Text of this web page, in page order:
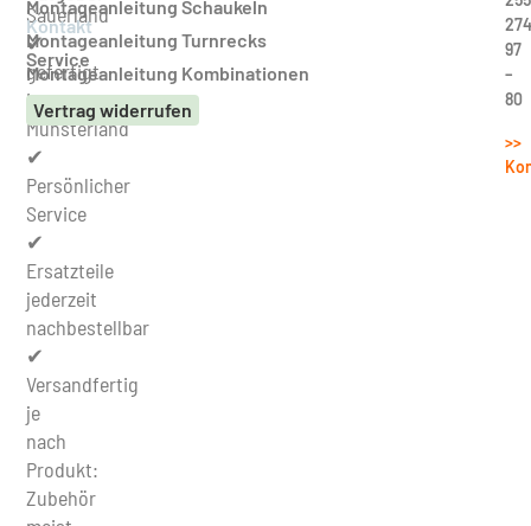
Sauerland
✔
gefertigt
im
Münsterland
✔
Persönlicher
Service
✔
Ersatzteile
jederzeit
nachbestellbar
✔
Versandfertig
je
nach
Produkt:
Zubehör
Montageanleitung Schaukeln
Montageanleitung Turnrecks
Montageanleitung Kombinationen
Vertrag widerrufen
Kontakt
Service
274
97
–
80
>>